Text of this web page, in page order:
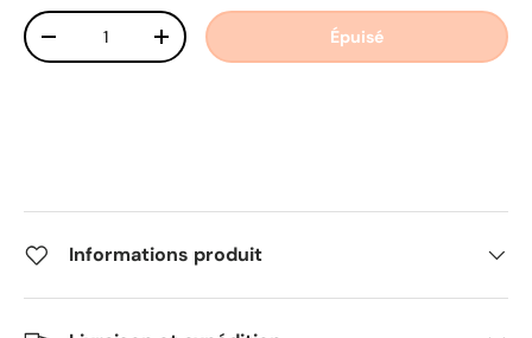
Qté
Diminuer la quantitéAugmenter la quantitéÉpuisé
Informations produit